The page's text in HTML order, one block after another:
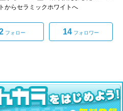
からセラミックホワイトへ
フォロー 14 フォロワー